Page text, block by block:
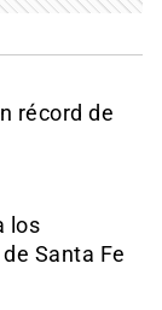
récord de
los
Santa Fe